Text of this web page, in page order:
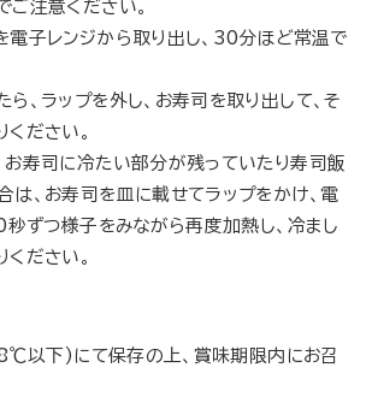
ご注意ください。
子レンジから取り出し、30分ほど常温で
、ラップを外し、お寿司を取り出して、そ
ださい。
お寿司に冷たい部分が残っていたり寿司飯
は、お寿司を皿に載せてラップをかけ、電
ずつ様子をみながら再度加熱し、冷まし
ださい。
以下)にて保存の上、賞味期限内にお召